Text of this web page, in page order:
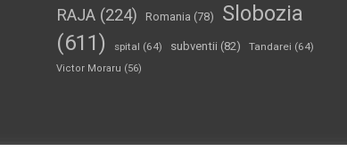
RAJA(224) Romania (78)
Slobozia
(611)
spital (64) subventii (82) Tandarei (64)
Victor Moraru (56)